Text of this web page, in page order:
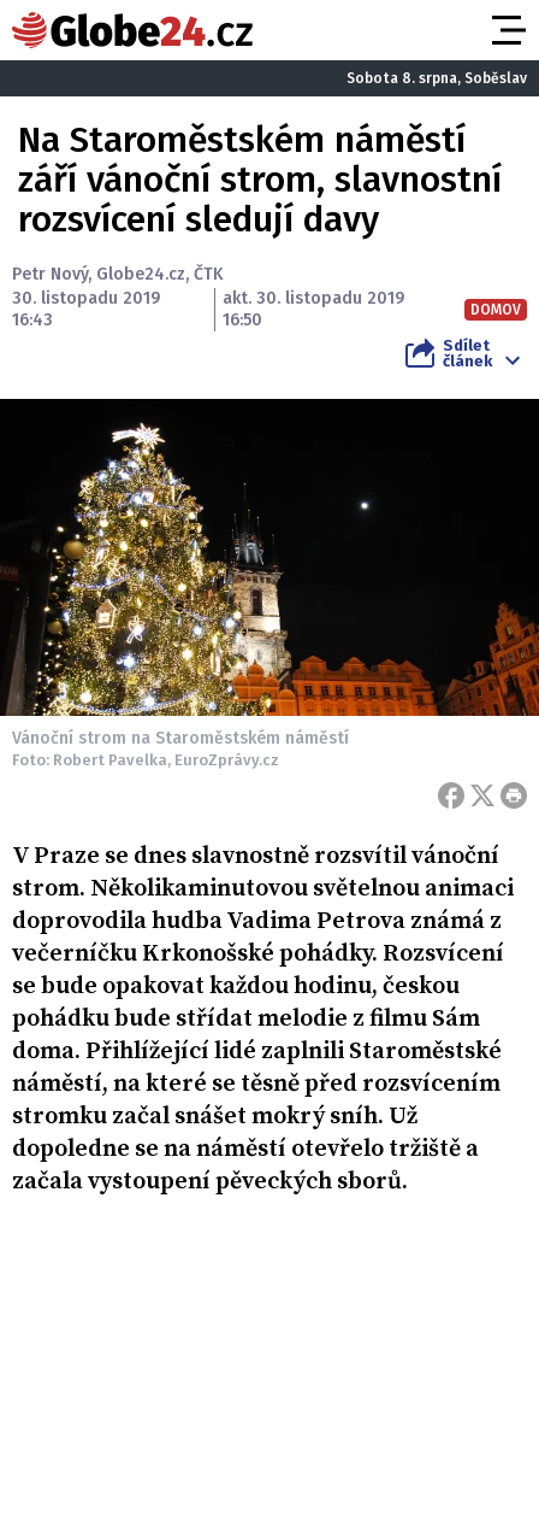
Sobota 8. srpna, Soběslav
Na Staroměstském náměstí
září vánoční strom, slavnostní
rozsvícení sledují davy
Petr Nový, Globe24.cz, ČTK
30. listopadu 2019
16:43
akt. 30. listopadu 2019
16:50
DOMOV
Sdílet
článek
Vánoční strom na Staroměstském náměstí
Foto: Robert Pavelka, EuroZprávy.cz
V Praze se dnes slavnostně rozsvítil vánoční
strom. Několikaminutovou světelnou animaci
doprovodila hudba Vadima Petrova známá z
večerníčku Krkonošské pohádky. Rozsvícení
se bude opakovat každou hodinu, českou
pohádku bude střídat melodie z filmu Sám
doma. Přihlížející lidé zaplnili Staroměstské
náměstí, na které se těsně před rozsvícením
stromku začal snášet mokrý sníh. Už
dopoledne se na náměstí otevřelo tržiště a
začala vystoupení pěveckých sborů.